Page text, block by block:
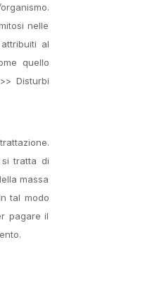
nelle
al
quello
Disturbi
si tratta di
massa
tal modo
pagare il